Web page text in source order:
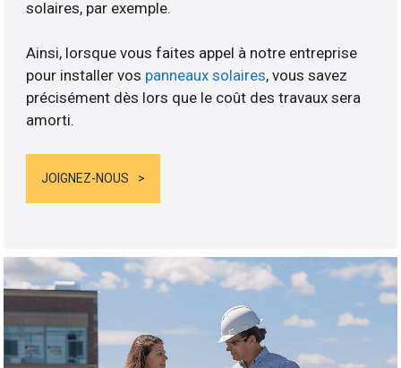
solaires, par exemple.
Ainsi, lorsque vous faites appel à notre entreprise
pour installer vos panneaux solaires, vous savez
précisément dès lors que le coût des travaux sera
amorti.
JOIGNEZ-NOUS